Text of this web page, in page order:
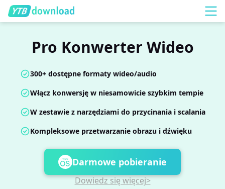
Pro Konwerter Wideo
300+ dostępne formaty wideo/audio
Włącz konwersję w niesamowicie szybkim tempie
W zestawie z narzędziami do przycinania i scalania
Kompleksowe przetwarzanie obrazu i dźwięku
Darmowe pobieranie
Dowiedz się więcej>